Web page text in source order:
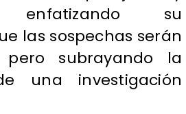
enfatizando su
las sospechas serán
pero subrayando la
una investigación